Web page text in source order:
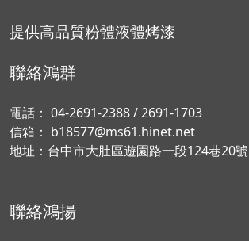
提供高品質粉體液體烤漆
聯絡鴻群
電話： 04-2691-2388/2691-1703
信箱： b18577@ms61.hinet.net
地址： 台中市大肚區遊園路一段124巷20號
聯絡鴻揚